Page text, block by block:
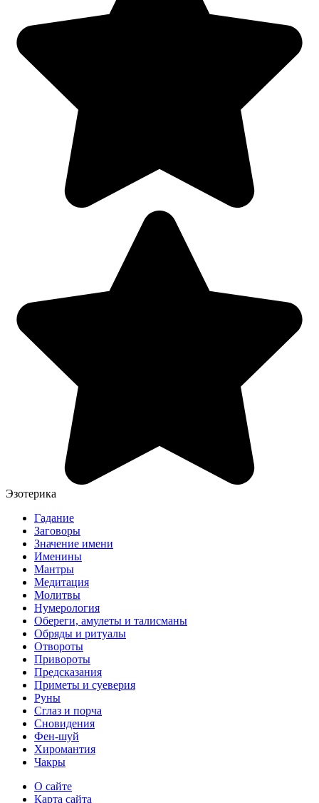
Эзотерика
Гадание
Заговоры
Значение имени
Именины
Мантры
Медитация
Молитвы
Нумерология
Обереги, амулеты и талисманы
Обряды и ритуалы
Отвороты
Привороты
Предсказания
Приметы и суеверия
Руны
Сглаз и порча
Сновидения
Фен-шуй
Хиромантия
Чакры
О сайте
Карта сайта